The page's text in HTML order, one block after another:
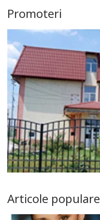
Promoteri
Articole populare